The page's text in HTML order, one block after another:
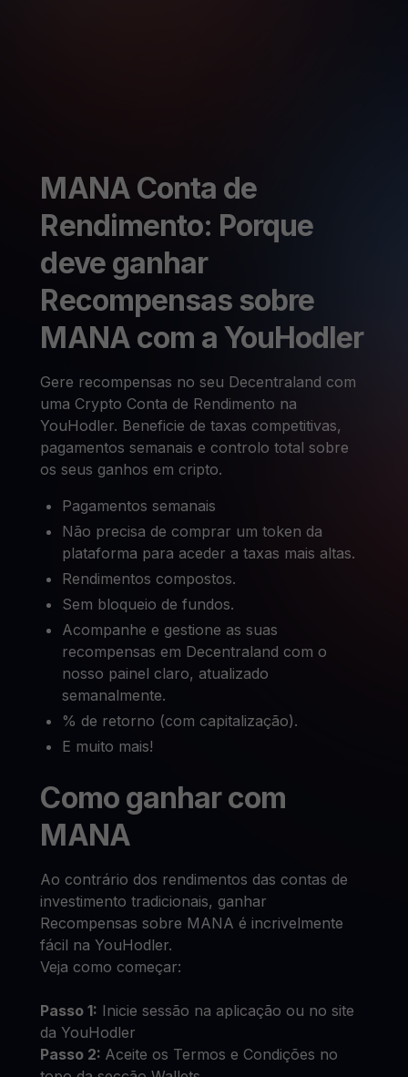
MANA Conta de
Rendimento: Porque
deve ganhar
Recompensas sobre
MANA com a YouHodler
Gere recompensas no seu Decentraland com
uma Crypto Conta de Rendimento na
YouHodler. Beneficie de taxas competitivas,
pagamentos semanais e controlo total sobre
os seus ganhos em cripto.
Pagamentos semanais
Não precisa de comprar um token da
plataforma para aceder a taxas mais altas.
Rendimentos compostos.
Sem bloqueio de fundos.
Acompanhe e gestione as suas
recompensas em Decentraland com o
nosso painel claro, atualizado
semanalmente.
% de retorno (com capitalização).
E muito mais!
Como ganhar com
MANA
Ao contrário dos rendimentos das contas de
investimento tradicionais, ganhar
Recompensas sobre MANA é incrivelmente
fácil na YouHodler.
Veja como começar:
Passo 1: Inicie sessão na aplicação ou no site
da YouHodler
Passo 2: Aceite os Termos e Condições no